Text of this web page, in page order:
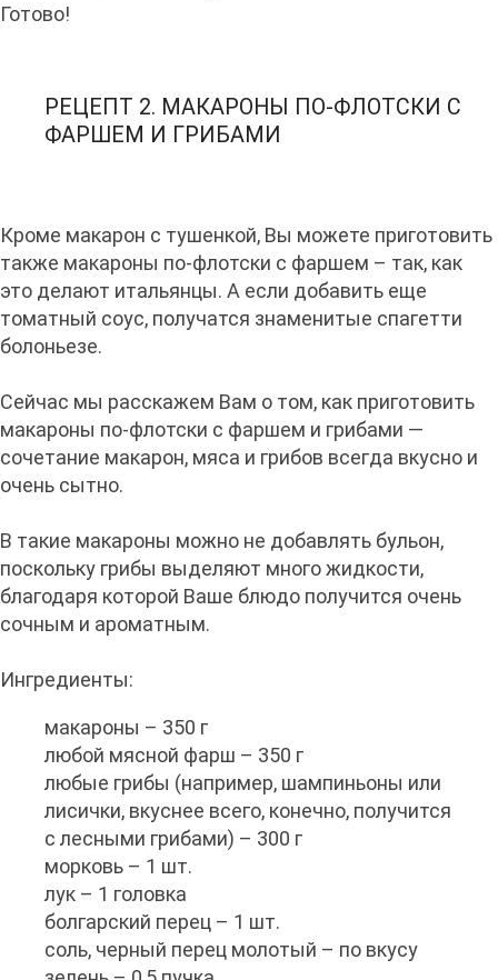
Готово!
РЕЦЕПТ 2. МАКАРОНЫ ПО-ФЛОТСКИ С
ФАРШЕМ И ГРИБАМИ
Кроме макарон с тушенкой, Вы можете приготовить
также макароны по-флотски с фаршем – так, как
это делают итальянцы. А если добавить еще
томатный соус, получатся знаменитые спагетти
болоньезе.
Сейчас мы расскажем Вам о том, как приготовить
макароны по-флотски с фаршем и грибами —
сочетание макарон, мяса и грибов всегда вкусно и
очень сытно.
В такие макароны можно не добавлять бульон,
поскольку грибы выделяют много жидкости,
благодаря которой Ваше блюдо получится очень
сочным и ароматным.
Ингредиенты:
макароны – 350 г
любой мясной фарш – 350 г
любые грибы (например, шампиньоны или
лисички, вкуснее всего, конечно, получится
с лесными грибами) – 300 г
морковь – 1 шт.
лук – 1 головка
болгарский перец – 1 шт.
соль, черный перец молотый – по вкусу